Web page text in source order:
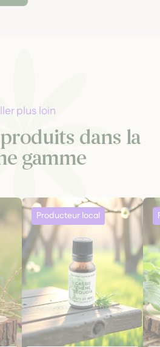
plus loin
dans la
gamme